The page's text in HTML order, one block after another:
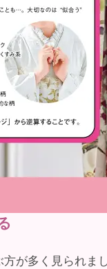
が多く見られま